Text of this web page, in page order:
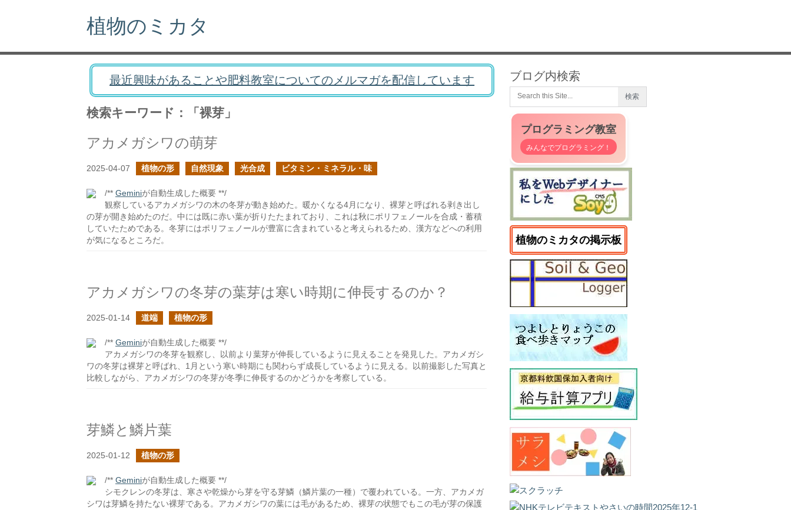
植物のミカタ
最近興味があることや肥料教室についてのメルマガを配信しています
検索キーワード：「裸芽」
アカメガシワの萌芽
2025-04-07 植物の形 自然現象 光合成 ビタミン・ミネラル・味
/** Geminiが自動生成した概要 **/
観察しているアカメガシワの木の冬芽が動き始めた。暖かくなる4月になり、裸芽と呼ばれる剥き出し
の芽が開き始めたのだ。中には既に赤い葉が折りたたまれており、これは秋にポリフェノールを合成・蓄積
していたためである。冬芽にはポリフェノールが豊富に含まれていると考えられるため、漢方などへの利用
が気になるところだ。
アカメガシワの冬芽の葉芽は寒い時期に伸長するのか？
2025-01-14 道端 植物の形
/** Geminiが自動生成した概要 **/
アカメガシワの冬芽を観察し、以前より葉芽が伸長しているように見えることを発見した。アカメガシ
ワの冬芽は裸芽と呼ばれ、1月という寒い時期にも関わらず成長しているように見える。以前撮影した写真と
比較しながら、アカメガシワの冬芽が冬季に伸長するのかどうかを考察している。
芽鱗と鱗片葉
2025-01-12 植物の形
/** Geminiが自動生成した概要 **/
シモクレンの冬芽は、寒さや乾燥から芽を守る芽鱗（鱗片葉の一種）で覆われている。一方、アカメガ
シワは芽鱗を持たない裸芽である。アカメガシワの葉には毛があるため、裸芽の状態でもこの毛が芽の保護
ブログ内検索
プログラミング教室
みんなでプログラミング！
植物のミカタの掲示板